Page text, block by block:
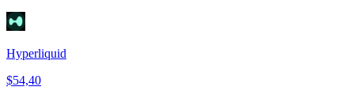
Hyperliquid
$54,40